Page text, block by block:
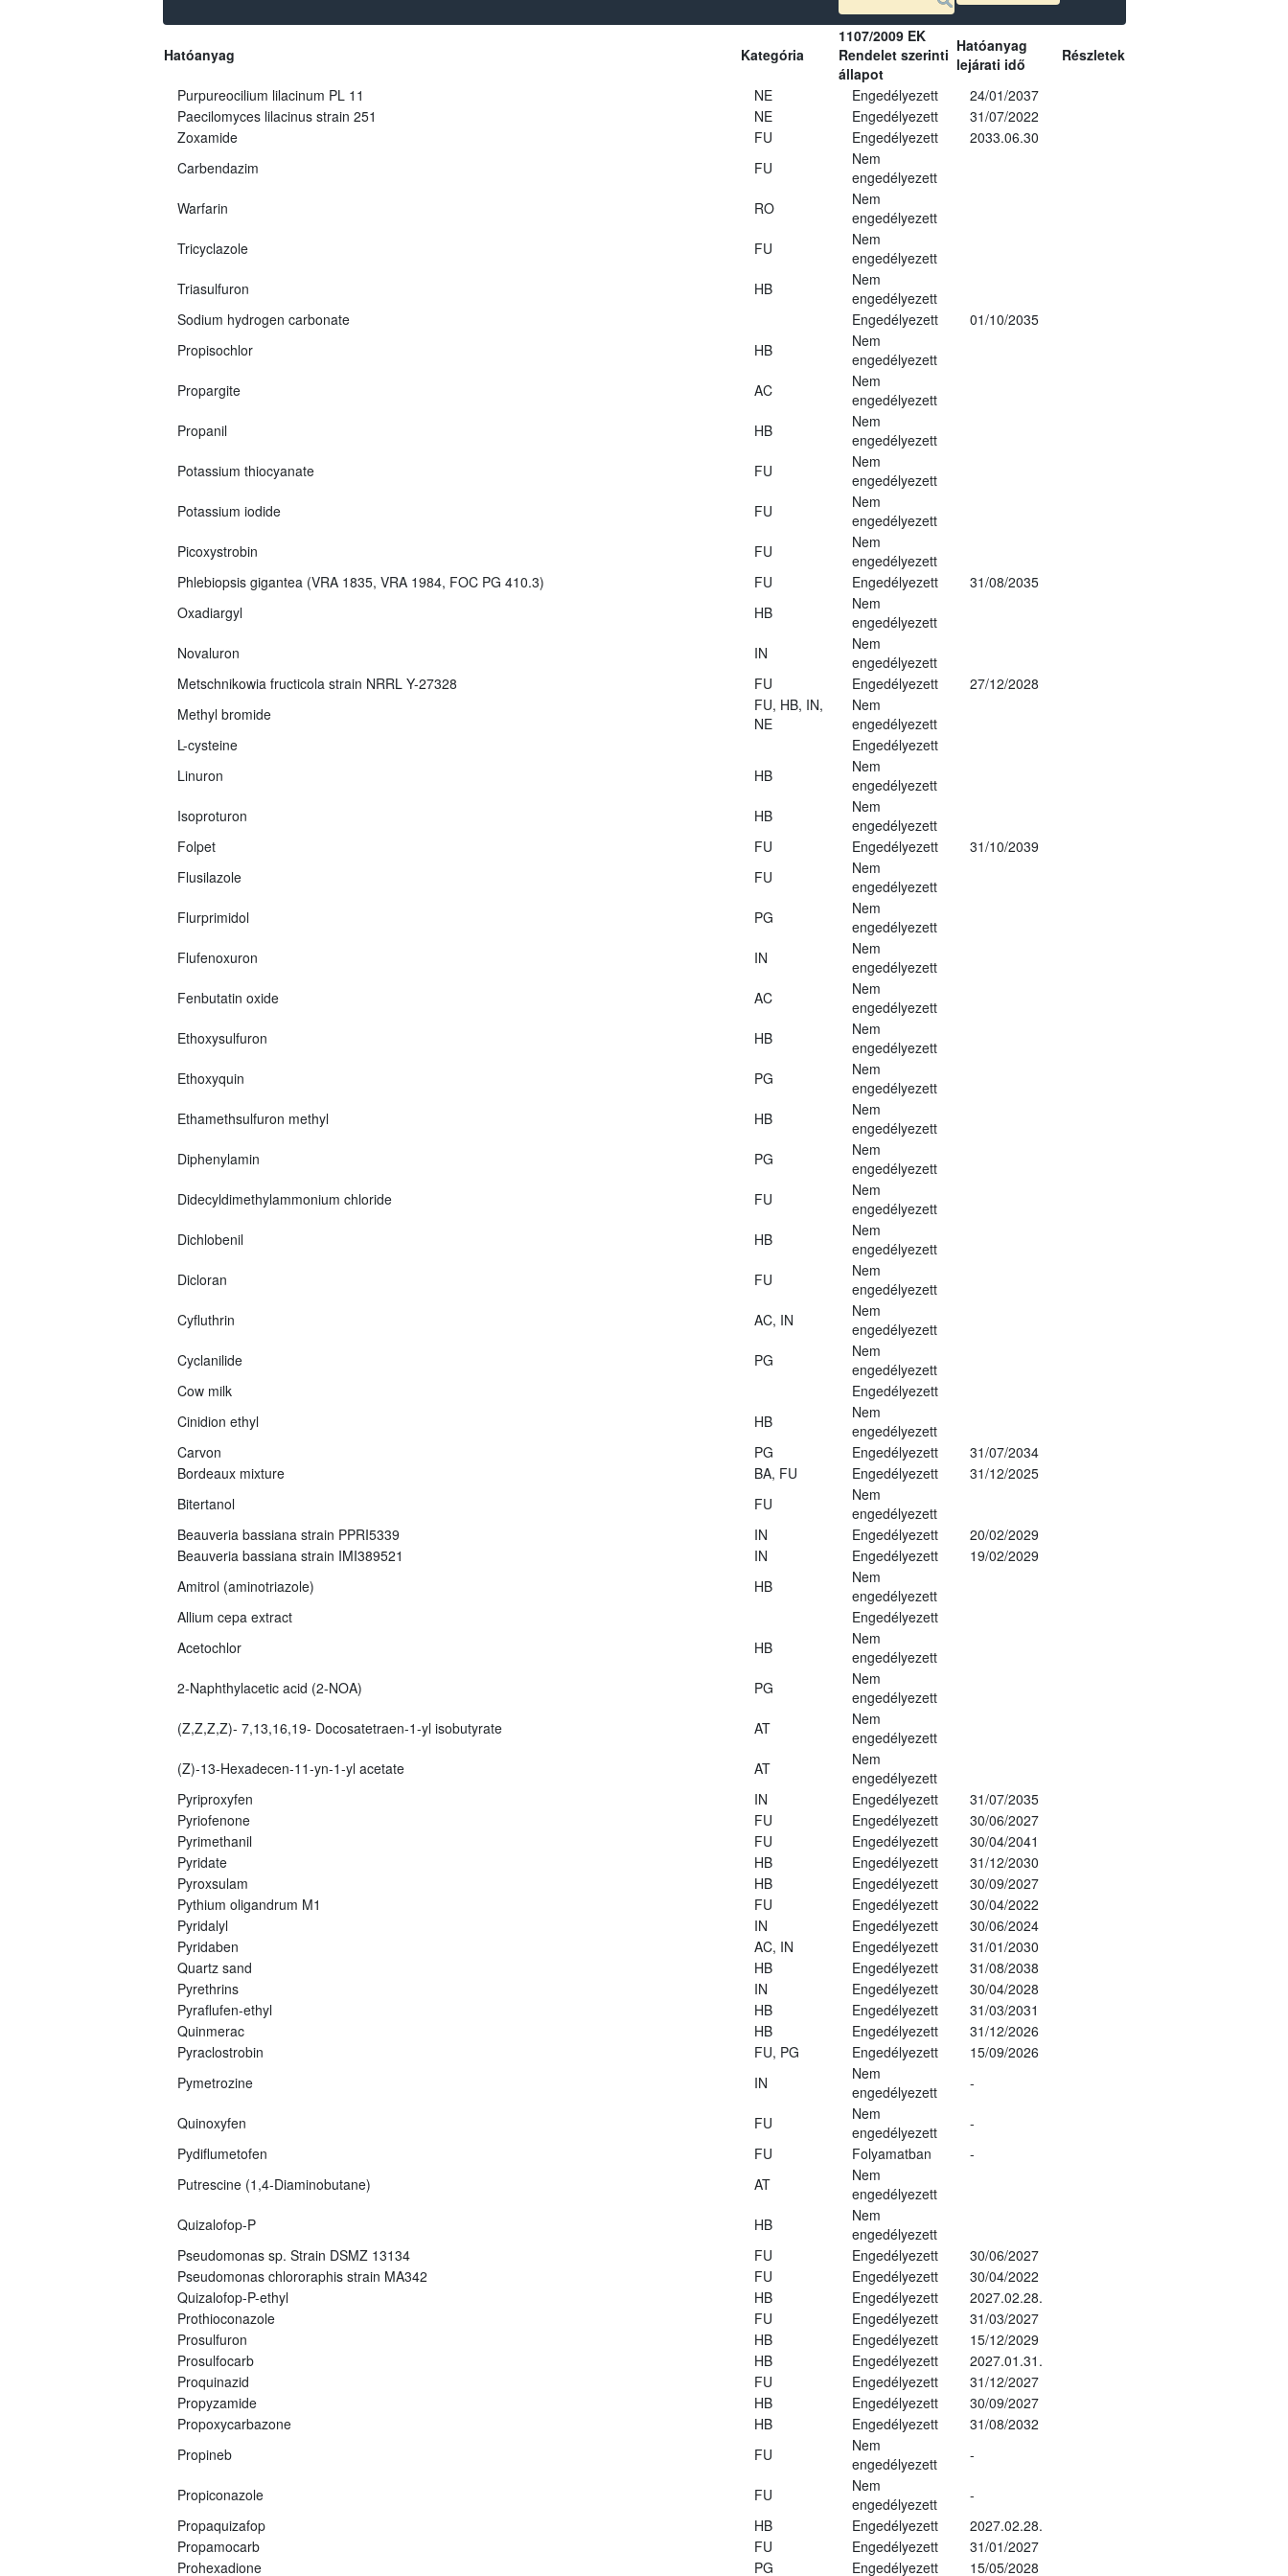
Hatóanyag Kategória
1107/2009 EK
Rendelet szerinti
állapot
Hatóanyag
lejárati idő
Részletek
Purpureocilium lilacinum PL 11 NE Engedélyezett
24/01/2037
Paecilomyces lilacinus strain 251
NE Engedélyezett
31/07/2022
Zoxamide
FU Engedélyezett
2033.06.30
Carbendazim
FU
Nem
engedélyezett
Warfarin
RO
Nem
engedélyezett
Tricyclazole
FU
Nem
engedélyezett
Triasulfuron
HB
Nem
engedélyezett
Sodium hydrogen carbonate
Engedélyezett
01/10/2035
Propisochlor
HB
Nem
engedélyezett
Propargite
AC
Nem
engedélyezett
Propanil
HB
Nem
engedélyezett
Potassium thiocyanate
FU
Nem
engedélyezett
Potassium iodide
FU
Nem
engedélyezett
Picoxystrobin
FU
Nem
engedélyezett
Phlebiopsis gigantea (VRA 1835, VRA 1984, FOC PG 410.3)
FU Engedélyezett
31/08/2035
Oxadiargyl
HB
Nem
engedélyezett
Novaluron
IN
Nem
engedélyezett
Metschnikowia fructicola strain NRRL Y-27328
FU Engedélyezett
27/12/2028
Methyl bromide
FU, HB, IN,
NE
Nem
engedélyezett
L-cysteine
Engedélyezett
Linuron
HB
Nem
engedélyezett
Isoproturon
HB
Nem
engedélyezett
Folpet
FU Engedélyezett
31/10/2039
Flusilazole
FU
Nem
engedélyezett
Flurprimidol
PG
Nem
engedélyezett
Flufenoxuron
IN
Nem
engedélyezett
Fenbutatin oxide
AC
Nem
engedélyezett
Ethoxysulfuron
HB
Nem
engedélyezett
Ethoxyquin
PG
Nem
engedélyezett
Ethamethsulfuron methyl
HB
Nem
engedélyezett
Diphenylamin
PG
Nem
engedélyezett
Didecyldimethylammonium chloride
FU
Nem
engedélyezett
Dichlobenil
HB
Nem
engedélyezett
Dicloran
FU
Nem
engedélyezett
Cyfluthrin
AC, IN
Nem
engedélyezett
Cyclanilide
PG
Nem
engedélyezett
Cow milk
Engedélyezett
Cinidion ethyl
HB
Nem
engedélyezett
Carvon
PG Engedélyezett
31/07/2034
Bordeaux mixture
BA, FU Engedélyezett
31/12/2025
Bitertanol
FU
Nem
engedélyezett
Beauveria bassiana strain PPRI5339
IN Engedélyezett
20/02/2029
Beauveria bassiana strain IMI389521
IN Engedélyezett
19/02/2029
Amitrol (aminotriazole)
HB
Nem
engedélyezett
Allium cepa extract
Engedélyezett
Acetochlor
HB
Nem
engedélyezett
2-Naphthylacetic acid (2-NOA)
PG
Nem
engedélyezett
(Z,Z,Z,Z)- 7,13,16,19- Docosatetraen-1-yl isobutyrate
AT
Nem
engedélyezett
(Z)-13-Hexadecen-11-yn-1-yl acetate
AT
Nem
engedélyezett
Pyriproxyfen
IN Engedélyezett
31/07/2035
Pyriofenone
FU Engedélyezett
30/06/2027
Pyrimethanil
FU Engedélyezett
30/04/2041
Pyridate
HB Engedélyezett
31/12/2030
Pyroxsulam
HB Engedélyezett
30/09/2027
Pythium oligandrum M1
FU Engedélyezett
30/04/2022
Pyridalyl
IN Engedélyezett
30/06/2024
Pyridaben
AC, IN Engedélyezett
31/01/2030
Quartz sand
HB Engedélyezett
31/08/2038
Pyrethrins
IN Engedélyezett
30/04/2028
Pyraflufen-ethyl
HB Engedélyezett
31/03/2031
Quinmerac
HB Engedélyezett
31/12/2026
Pyraclostrobin
FU, PG Engedélyezett
15/09/2026
Pymetrozine
IN
Nem
engedélyezett
-
Quinoxyfen FU
Nem
engedélyezett
-
Pydiflumetofen
FU Folyamatban
-
Putrescine (1,4-Diaminobutane)
AT
Nem
engedélyezett
Quizalofop-P
HB
Nem
engedélyezett
Pseudomonas sp. Strain DSMZ 13134
FU Engedélyezett
30/06/2027
Pseudomonas chlororaphis strain MA342
FU Engedélyezett
30/04/2022
Quizalofop-P-ethyl
HB Engedélyezett
2027.02.28.
Prothioconazole
FU Engedélyezett
31/03/2027
Prosulfuron
HB Engedélyezett
15/12/2029
Prosulfocarb
HB Engedélyezett
2027.01.31.
Proquinazid
FU Engedélyezett
31/12/2027
Propyzamide
HB Engedélyezett
30/09/2027
Propoxycarbazone
HB Engedélyezett
31/08/2032
Propineb
FU
Nem
engedélyezett
-
Propiconazole FU
Nem
engedélyezett
-
Propaquizafop
HB Engedélyezett
2027.02.28.
Propamocarb
FU Engedélyezett
31/01/2027
Prohexadione
PG Engedélyezett 15/05/2028